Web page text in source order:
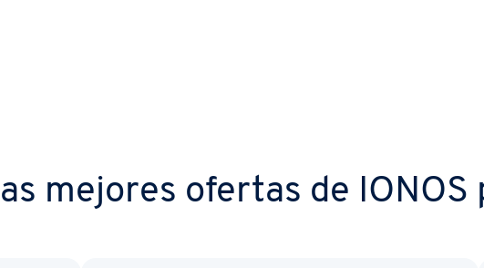
mejores ofertas de IONOS